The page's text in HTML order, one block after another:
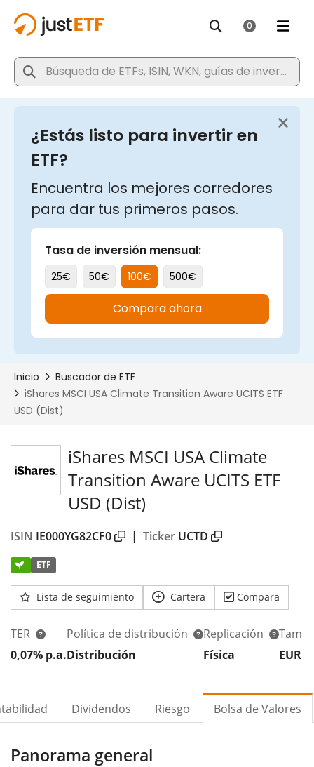
iShares MSCI USA Climate
Transition Aware UCITS ETF
USD (Dist)
ISIN IE000YG82CF0 | Ticker UCTD
ETF
Lista de seguimiento Cartera Compara
TER
0,07% p.a.
Política de distribución
Distribución
Replicación
Física
EUR 1
Dividendos Riesgo Bolsa de Valores
Panorama general